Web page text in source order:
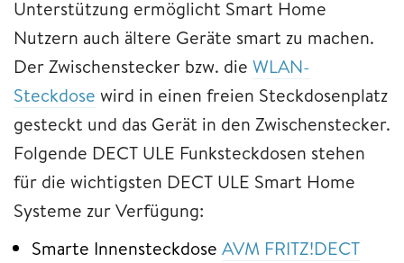
Unterstützung ermöglicht Smart Home
Nutzern auch ältere Geräte smart zu machen.
Der Zwischenstecker bzw. die WLAN-
Steckdose wird in einen freien Steckdosenplatz
gesteckt und das Gerät in den Zwischenstecker.
Folgende DECT ULE Funksteckdosen stehen
für die wichtigsten DECT ULE Smart Home
Systeme zur Verfügung:
Smarte Innensteckdose AVM FRITZ!DECT